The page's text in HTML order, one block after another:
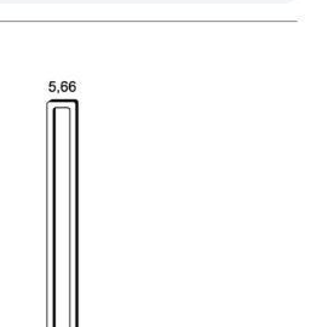
France métropolitaine dès l'achat de